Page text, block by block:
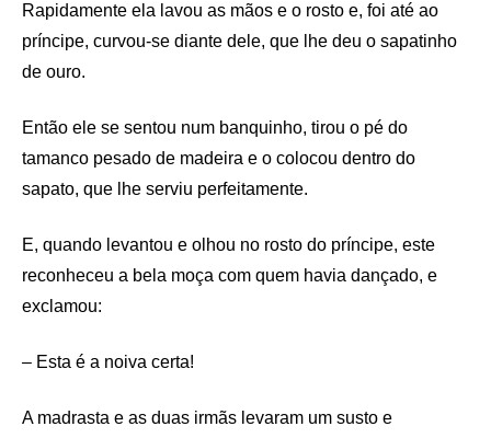
Rapidamente ela lavou as mãos e o rosto e, foi até ao
príncipe, curvou-se diante dele, que lhe deu o sapatinho
de ouro.
Então ele se sentou num banquinho, tirou o pé do
tamanco pesado de madeira e o colocou dentro do
sapato, que lhe serviu perfeitamente.
E, quando levantou e olhou no rosto do príncipe, este
reconheceu a bela moça com quem havia dançado, e
exclamou:
– Esta é a noiva certa!
A madrasta e as duas irmãs levaram um susto e